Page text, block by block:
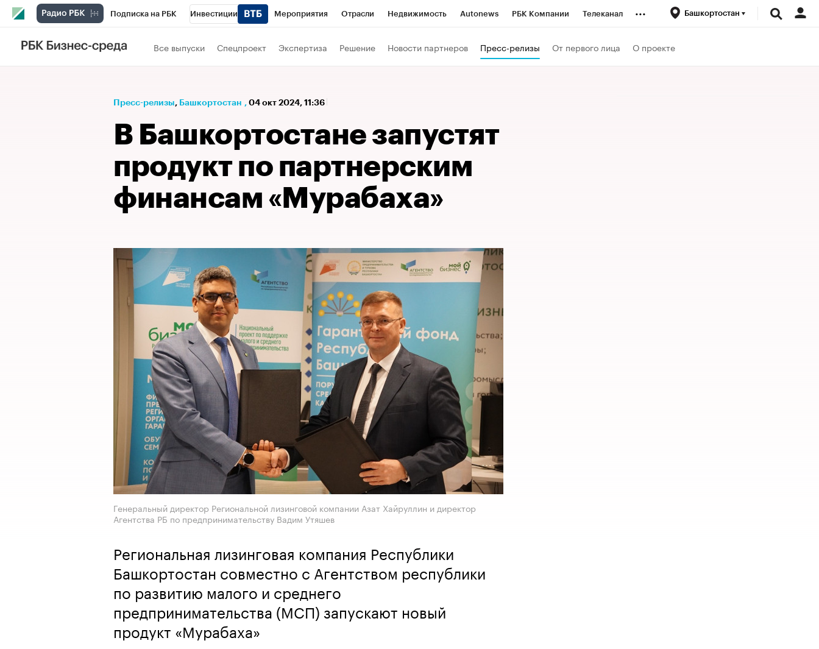
Подписка на РБК Инвестиции Мероприятия Отрасли Недвижимость Autonews РБК Компании Телеканал
РБК Вино
Проверка контрагентов
... Башкортостан
Все выпуски Спецпроект Экспертиза Решение Новости партнеров Пресс-релизы От первого лица О проекте
Пресс-релизы⁠, Башкортостан , 04 окт 2024, 11:36
В Башкортостане запустят
продукт по партнерским
финансам «Мурабаха»
Генеральный директор Региональной лизинговой компании Азат Хайруллин и директор
Агентства РБ по предпринимательству Вадим Утяшев
Региональная лизинговая компания Республики
Башкортостан совместно с Агентством республики
по развитию малого и среднего
предпринимательства (МСП) запускают новый
продукт «Мурабаха»